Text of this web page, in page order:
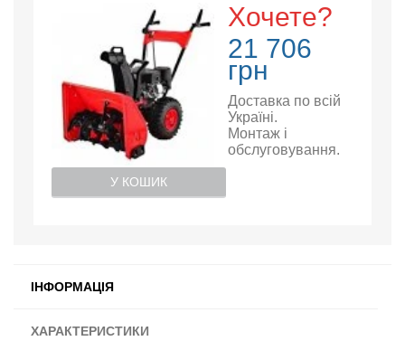
Хочете?
21 706
грн
Доставка по всій
Україні.
Монтаж і
обслуговування.
У КОШИК
ІНФОРМАЦІЯ
ХАРАКТЕРИСТИКИ